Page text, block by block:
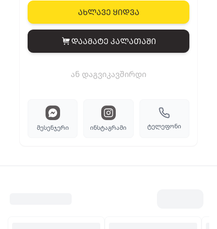
ახლავე ყიდვა
View cart
დაამატე კალათაში
ან დაგვიკავშირდი
მესენჯერი ინსტაგრამი ტელეფონი